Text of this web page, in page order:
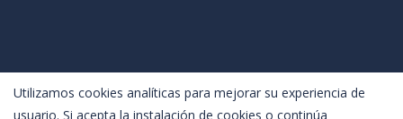
Utilizamos cookies analíticas para mejorar su experiencia de
usuario. Si acepta la instalación de cookies o continúa